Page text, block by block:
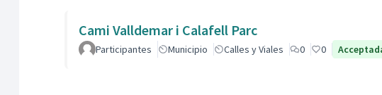
Cami Valldemar i Calafell Parc
Participantes Municipio Calles y Viales 0 0